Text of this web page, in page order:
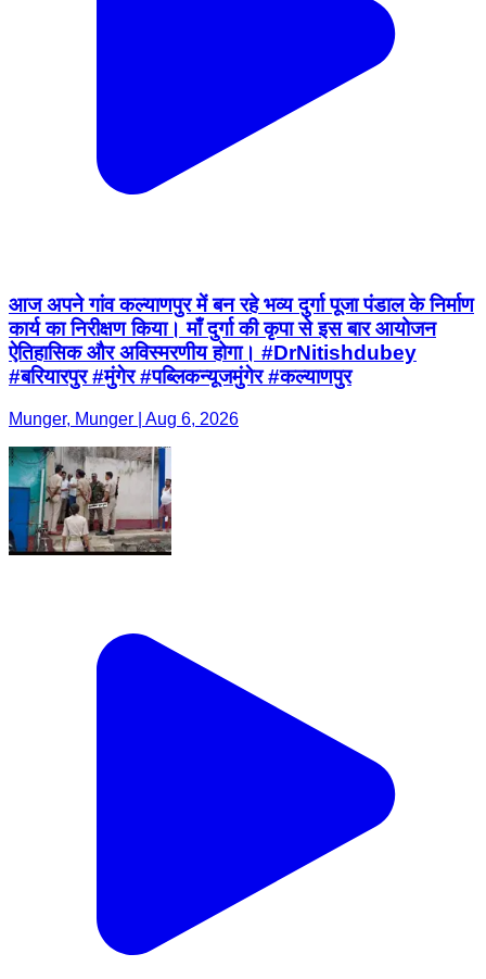
आज अपने गांव कल्याणपुर में बन रहे भव्य दुर्गा पूजा पंडाल के निर्माण
कार्य का निरीक्षण किया। माँ दुर्गा की कृपा से इस बार आयोजन
ऐतिहासिक और अविस्मरणीय होगा। #DrNitishdubey
#बरियारपुर #मुंगेर #पब्लिकन्यूजमुंगेर #कल्याणपुर
Munger, Munger | Aug 6, 2026